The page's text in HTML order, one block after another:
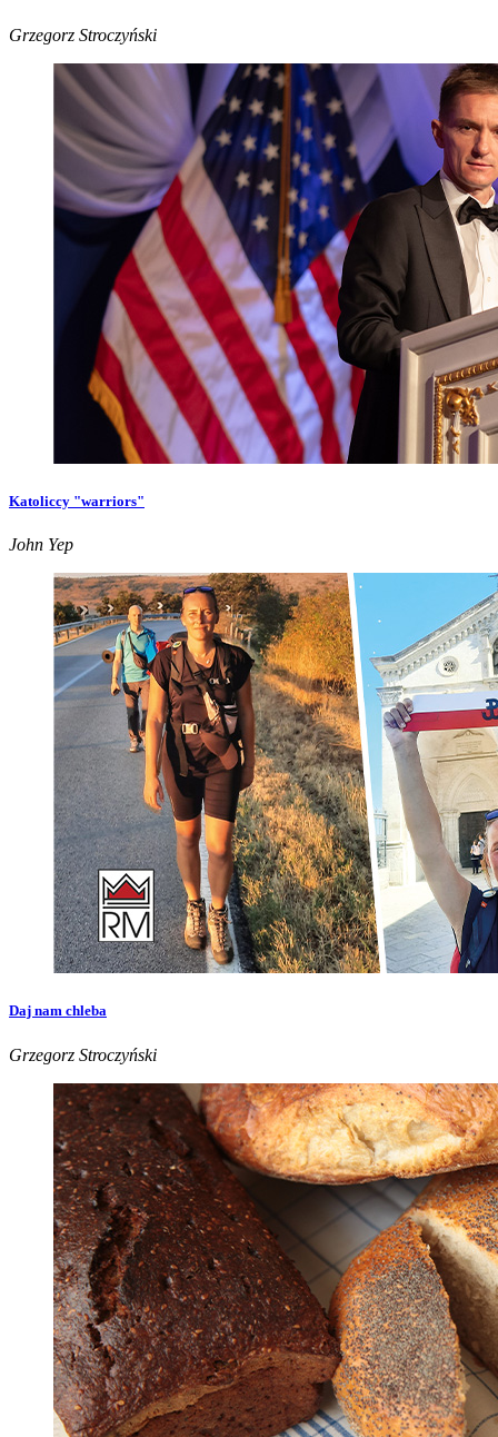
Grzegorz Stroczyński
Katoliccy "warriors"
John Yep
Daj nam chleba
Grzegorz Stroczyński